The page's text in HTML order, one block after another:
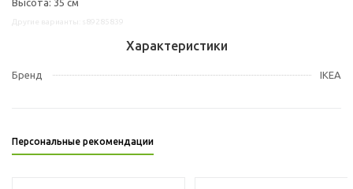
Характеристики
Бренд IKEA
Персональные рекомендации